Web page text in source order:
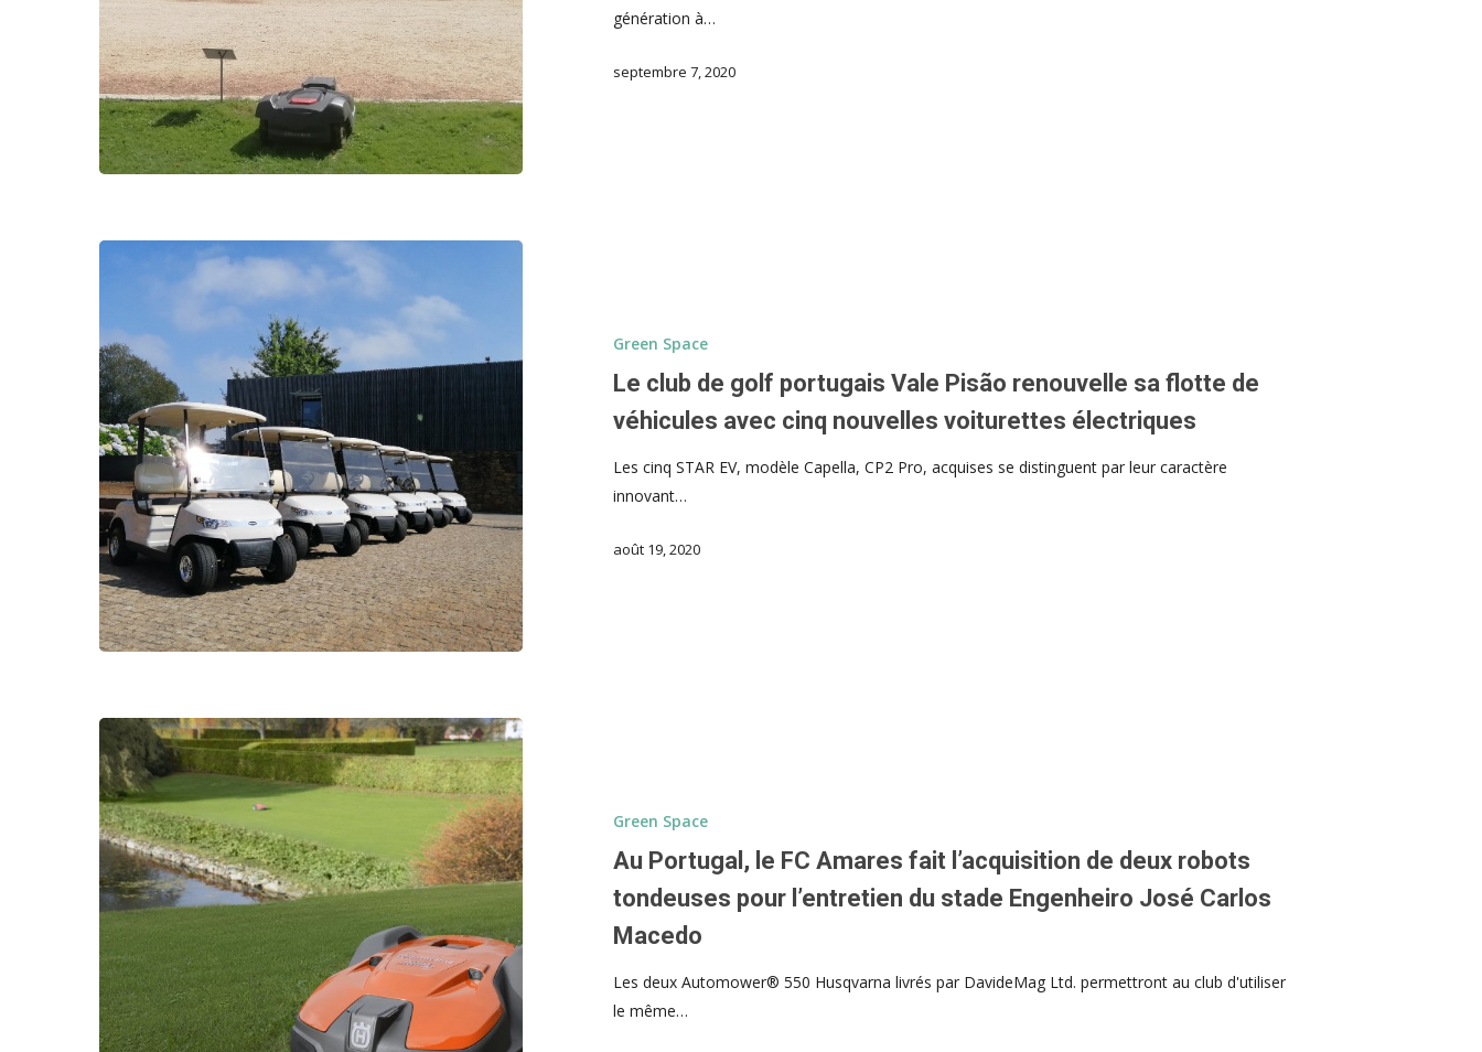
génération à…
septembre 7, 2020
Green Space
Le club de golf portugais Vale Pisão renouvelle sa flotte de
véhicules avec cinq nouvelles voiturettes électriques
Les cinq STAR EV, modèle Capella, CP2 Pro, acquises se distinguent par leur caractère
innovant…
août 19, 2020
Green Space
Au Portugal, le FC Amares fait l’acquisition de deux robots
tondeuses pour l’entretien du stade Engenheiro José Carlos
Macedo
Les deux Automower® 550 Husqvarna livrés par DavideMag Ltd. permettront au club d'utiliser
le même…